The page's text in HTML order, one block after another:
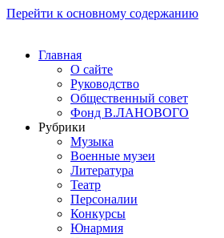
Перейти к основному содержанию
Главная
О сайте
Руководство
Общественный совет
Фонд В.ЛАНОВОГО
Рубрики
Музыка
Военные музеи
Литература
Театр
Персоналии
Конкурсы
Юнармия